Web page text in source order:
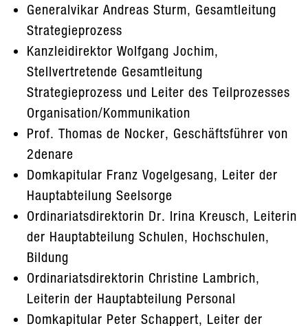
Generalvikar Andreas Sturm, Gesamtleitung
Strategieprozess
Kanzleidirektor Wolfgang Jochim,
Stellvertretende Gesamtleitung
Strategieprozess und Leiter des Teilprozesses
Organisation/Kommunikation
Prof. Thomas de Nocker, Geschäftsführer von
2denare
Domkapitular Franz Vogelgesang, Leiter der
Hauptabteilung Seelsorge
Ordinariatsdirektorin Dr. Irina Kreusch, Leiterin
der Hauptabteilung Schulen, Hochschulen,
Bildung
Ordinariatsdirektorin Christine Lambrich,
Leiterin der Hauptabteilung Personal
Domkapitular Peter Schappert, Leiter der